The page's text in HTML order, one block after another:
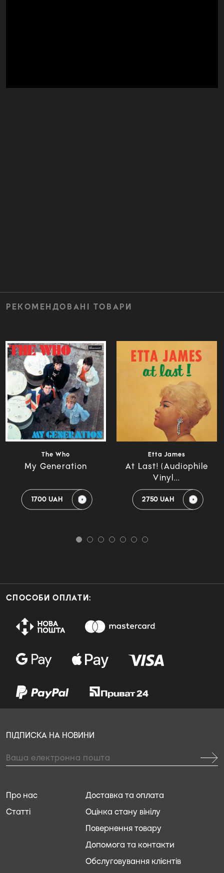
РЕКОМЕНДОВАНІ ТОВАРИ
The Who
My Generation
1700 UAH
Etta James
At Last! (Audiophile
Vinyl...
2750 UAH
СПОСОБИ ОПЛАТИ:
Доставка та оплата
Оцінка стану вінілу
Повернення товару
Допомога та контакти
Обслуговування клієнтів
Про нас
Статті
ПІДПИСКА НА НОВИНИ